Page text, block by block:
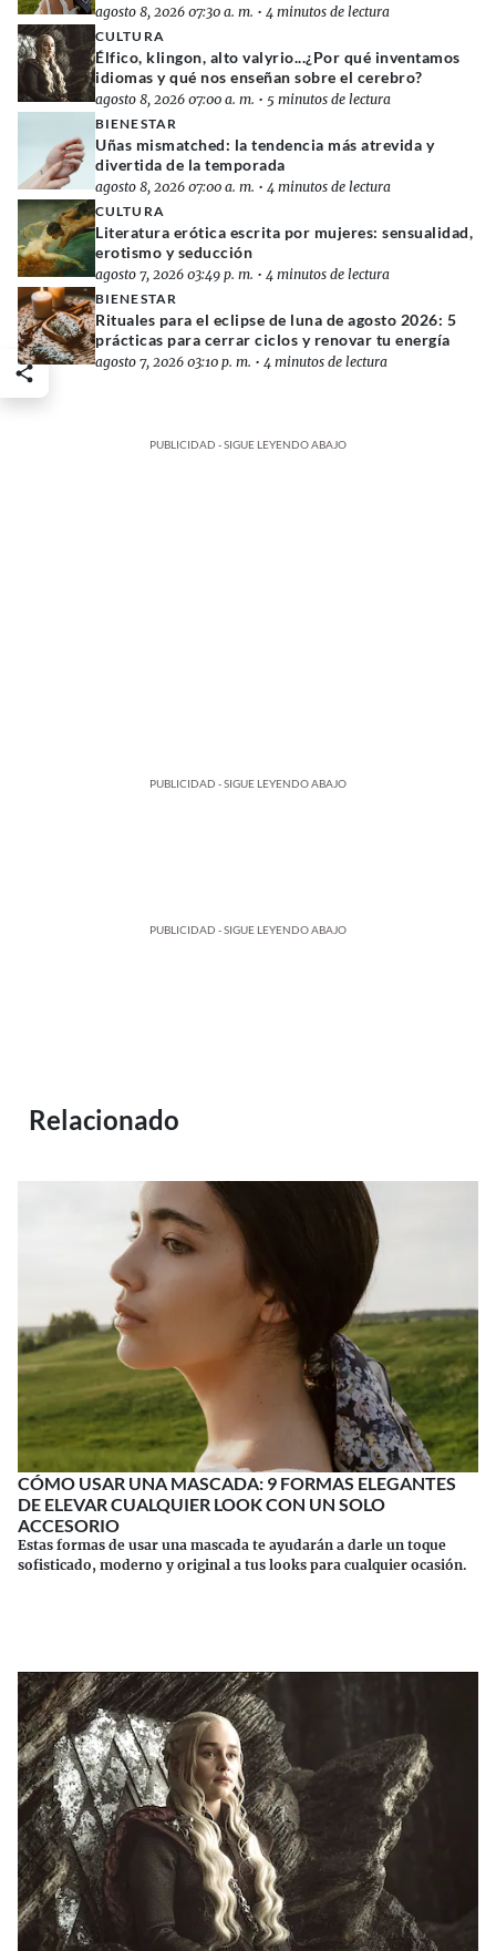
agosto 8, 2026 07:30 a. m. • 4 minutos de lectura
CULTURA
Élfico, klingon, alto valyrio...¿Por qué inventamos
idiomas y qué nos enseñan sobre el cerebro?
agosto 8, 2026 07:00 a. m. • 5 minutos de lectura
BIENESTAR
Uñas mismatched: la tendencia más atrevida y
divertida de la temporada
agosto 8, 2026 07:00 a. m. • 4 minutos de lectura
CULTURA
Literatura erótica escrita por mujeres: sensualidad,
erotismo y seducción
agosto 7, 2026 03:49 p. m. • 4 minutos de lectura
BIENESTAR
Rituales para el eclipse de luna de agosto 2026: 5
prácticas para cerrar ciclos y renovar tu energía
agosto 7, 2026 03:10 p. m. • 4 minutos de lectura
PUBLICIDAD - SIGUE LEYENDO ABAJO
PUBLICIDAD - SIGUE LEYENDO ABAJO
PUBLICIDAD - SIGUE LEYENDO ABAJO
Relacionado
CÓMO USAR UNA MASCADA: 9 FORMAS ELEGANTES
DE ELEVAR CUALQUIER LOOK CON UN SOLO
ACCESORIO
Estas formas de usar una mascada te ayudarán a darle un toque
sofisticado, moderno y original a tus looks para cualquier ocasión.